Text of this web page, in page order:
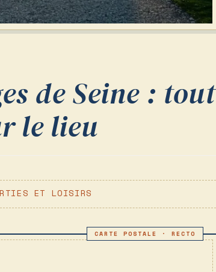
de Seine : tout
le lieu
ET LOISIRS